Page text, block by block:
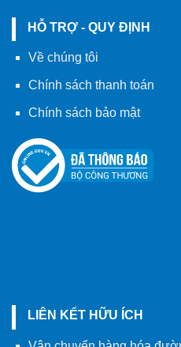
HỖ TRỢ - QUY ĐỊNH
Về chúng tôi
Chính sách thanh toán
Chính sách bảo mật
LIÊN KẾT HỮU ÍCH